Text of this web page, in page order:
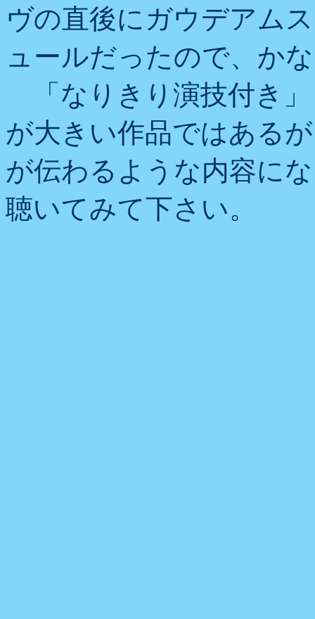
ヴの直後にガウデアム
ュールだったので、か
「なりきり演技付き
が大きい作品ではある
が伝わるような内容に
聴いてみて下さい。